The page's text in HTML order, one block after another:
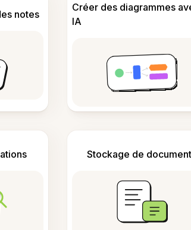
notes
Créer des diagrammes
IA
Stockage de